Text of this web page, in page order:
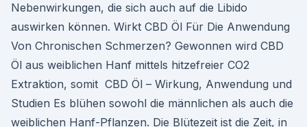
Nebenwirkungen, die sich auch auf die Libido
auswirken können. Wirkt CBD Öl Für Die Anwendung
Von Chronischen Schmerzen? Gewonnen wird CBD
Öl aus weiblichen Hanf mittels hitzefreier CO2
Extraktion, somit CBD Öl – Wirkung, Anwendung und
Studien Es blühen sowohl die männlichen als auch die
weiblichen Hanf-Pflanzen. Die Blütezeit ist die Zeit, in